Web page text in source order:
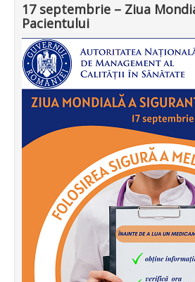
17 septembrie – Ziua
Pacientului